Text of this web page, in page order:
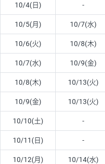
10/4(日) -
10/5(月) 10/7(水)
10/6(火) 10/8(木)
10/7(水) 10/9(金)
10/8(木) 10/13(火)
10/9(金) 10/13(火)
10/10(土) -
10/11(日) -
10/12(月) 10/14(水)